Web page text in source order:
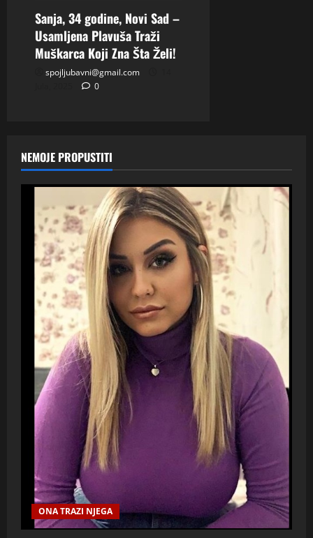
Sanja, 34 godine, Novi Sad –
Usamljena Plavuša Traži
Muškarca Koji Zna Šta Želi!
spojljubavni@gmail.com
0
NEMOJE PROPUSTITI
ONA TRAZI NJEGA